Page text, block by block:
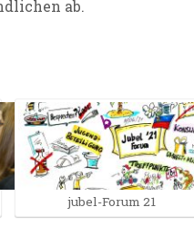
ab.
jubel-Forum 21